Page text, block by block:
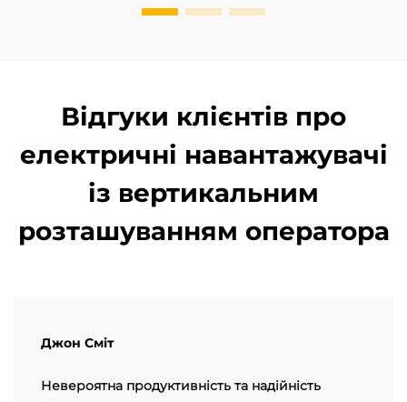
Відгуки клієнтів про
електричні навантажувачі
із вертикальним
розташуванням оператора
Джон Сміт
Невероятна продуктивність та надійність